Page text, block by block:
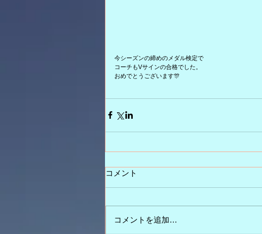
今シーズンの締めのメダル検定で
コーチもVサインの合格でした。
おめでとうございます🎊
コメント
コメントを追加…